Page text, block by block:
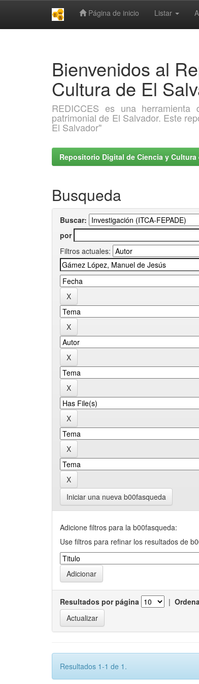
Página de inicio Listar
Bienvenidos al
Cultura de El
REDICCES es una
patrimonial de El Salvador. Este
El Salvador"
Repositorio Digital de Ciencia y Cultura
Busqueda
Buscar:
por
Filtros actuales:
Iniciar una nueva b00fasqueda
Adicione filtros para la b00fasqueda:
Use filtros para refinar los resultados de
Resultados por página |
Resultados 1-1 de 1.